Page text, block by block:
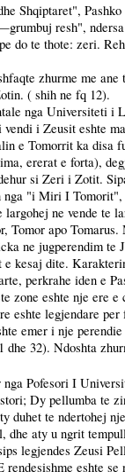
Shqiptaret",
resh",
do te thote: zeri.
zhurme me
( shih ne fq 12).
nga Universiteti i
i Zeusit eshte
e Tomorrit ka
ererat e forta),
si Zeri i Zotit.
"i Miri I
ne vende
Tomor apo
ne jugperendim te
kesaj dite.
perkrahe iden e
zone eshte nje
eshte legjendare
emer i nje
32). Ndoshta
Pofesori I
Dy pellumba
duhet te ndertohej
dhe aty u ngrit
legjendes Zeusi
eshte